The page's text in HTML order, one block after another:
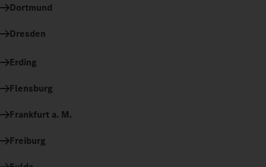
Dortmund
Dresden
Erding
Flensburg
Frankfurt a. M.
Freiburg